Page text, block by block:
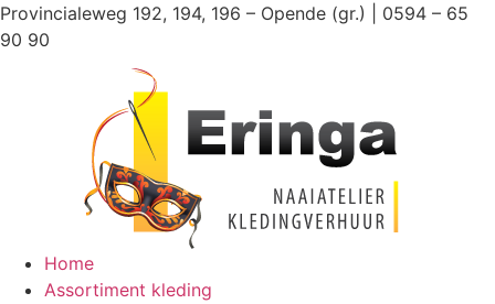
Ga
naar
Provincialeweg 192, 194, 196 – Opende (gr.) | 0594 – 65
90 90
Home
Assortiment kleding